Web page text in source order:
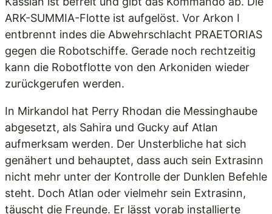
ARK-SUMMIA-Flotte ist aufgelöst. Vor Arkon I
entbrennt indes die Abwehrschlacht PRAETORIAS
gegen die Robotschiffe. Gerade noch rechtzeitig
kann die Robotflotte von den Arkoniden wieder
zurückgerufen werden.
In Mirkandol hat Perry Rhodan die Messinghaube
abgesetzt, als Sahira und Gucky auf Atlan
aufmerksam werden. Der Unsterbliche hat sich
genähert und behauptet, dass auch sein Extrasinn
nicht mehr unter der Kontrolle der Dunklen Befehle
steht. Doch Atlan oder vielmehr sein Extrasinn,
täuscht die Freunde. Er lässt vorab installierte